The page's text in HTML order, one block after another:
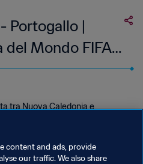
Portogallo |
del Mondo FIFA
| Highlights
tra Nuova Caledonia e
content and ads, provide
our traffic. We also share